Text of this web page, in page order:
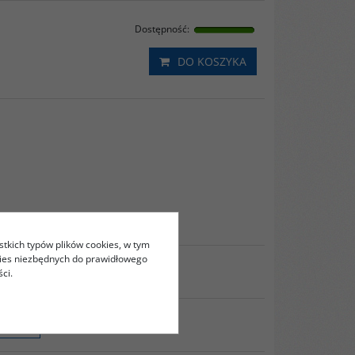
Dostępność:
DO KOSZYKA
typów plików cookies, w tym
niezbędnych do prawidłowego